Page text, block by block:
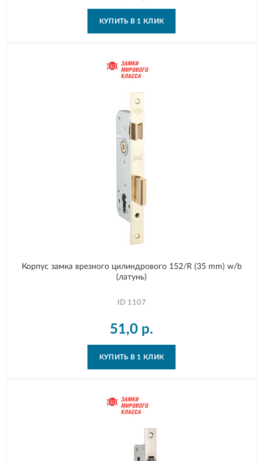
КУПИТЬ В 1 КЛИК
Корпус замка врезного цилиндрового 152/R (35 mm) w/b
(латунь)
ID 1107
51,0 р.
КУПИТЬ В 1 КЛИК